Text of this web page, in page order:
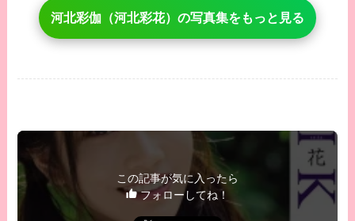
河北彩伽（河北彩花）の写真集をもっと見る
この記事が気に入ったら
フォローしてね！